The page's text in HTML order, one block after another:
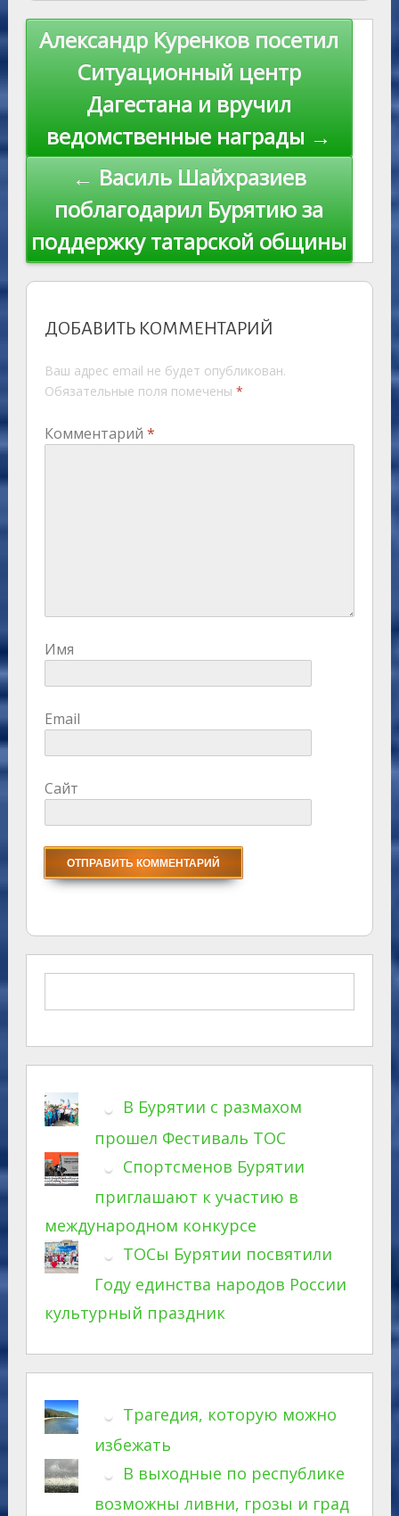
s
ni
ki
n
al
p
n
k
Навигация
Александр Куренков посетил
Ситуационный центр
Дагестана и вручил
ведомственные награды →
← Василь Шайхразиев
поблагодарил Бурятию за
поддержку татарской общины
ДОБАВИТЬ КОММЕНТАРИЙ
Ваш адрес email не будет опубликован.
Обязательные поля помечены *
Комментарий *
Имя
Email
Сайт
В Бурятии с размахом
прошел Фестиваль ТОС
Спортсменов Бурятии
приглашают к участию в
международном конкурсе
ТОСы Бурятии посвятили
Году единства народов России
культурный праздник
Трагедия, которую можно
избежать
В выходные по республике
возможны ливни, грозы и град